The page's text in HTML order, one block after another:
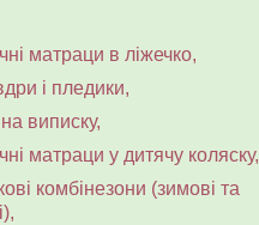
матраци в ліжечко,
і пледики,
виписку,
матраци у дитячу коляску,
комбінезони (зимові та